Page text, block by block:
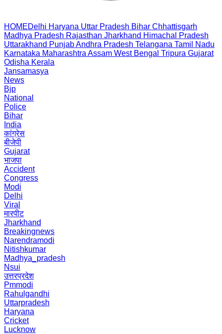
HOMEDelhi Haryana Uttar Pradesh Bihar Chhattisgarh
Madhya Pradesh Rajasthan Jharkhand Himachal Pradesh
Uttarakhand PunjabAndhra Pradesh Telangana Tamil Nadu
Karnataka Maharashtra Assam West Bengal Tripura Gujarat
Odisha Kerala
Jansamasya
News
Bjp
National
Police
Bihar
India
कांग्रेस
बीजेपी
Gujarat
भाजपा
Accident
Congress
Modi
Delhi
Viral
मारपीट
Jharkhand
Breakingnews
Narendramodi
Nitishkumar
Madhya_pradesh
Nsui
उत्तरप्रदेश
Pmmodi
Rahulgandhi
Uttarpradesh
Haryana
Cricket
Lucknow